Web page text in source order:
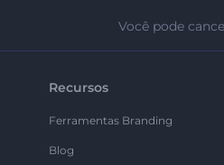
Você pode
Recursos
Ferramentas Branding
Blog